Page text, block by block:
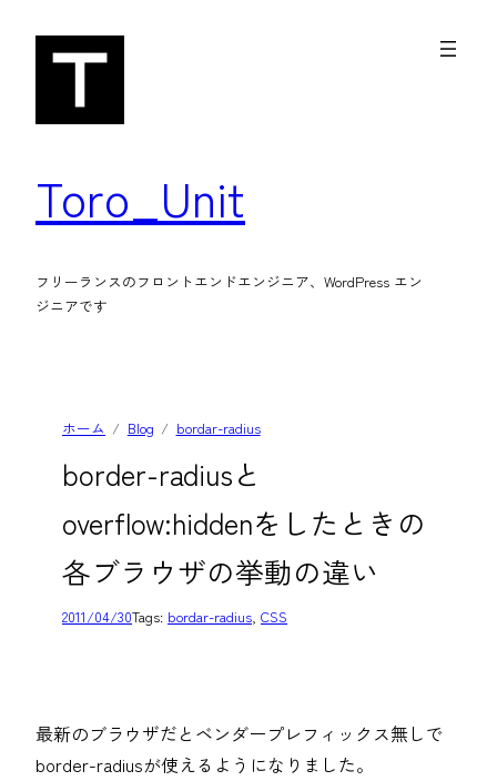
Toro_Unit
フリーランスのフロントエンドエンジニア、WordPress エン
ジニアです
ホーム Blog bordar-radius
border-radiusと
overflow:hiddenをしたときの
各ブラウザの挙動の違い
2011/04/30Tags: bordar-radius, CSS
最新のブラウザだとベンダープレフィックス無しで
border-radiusが使えるようになりました。